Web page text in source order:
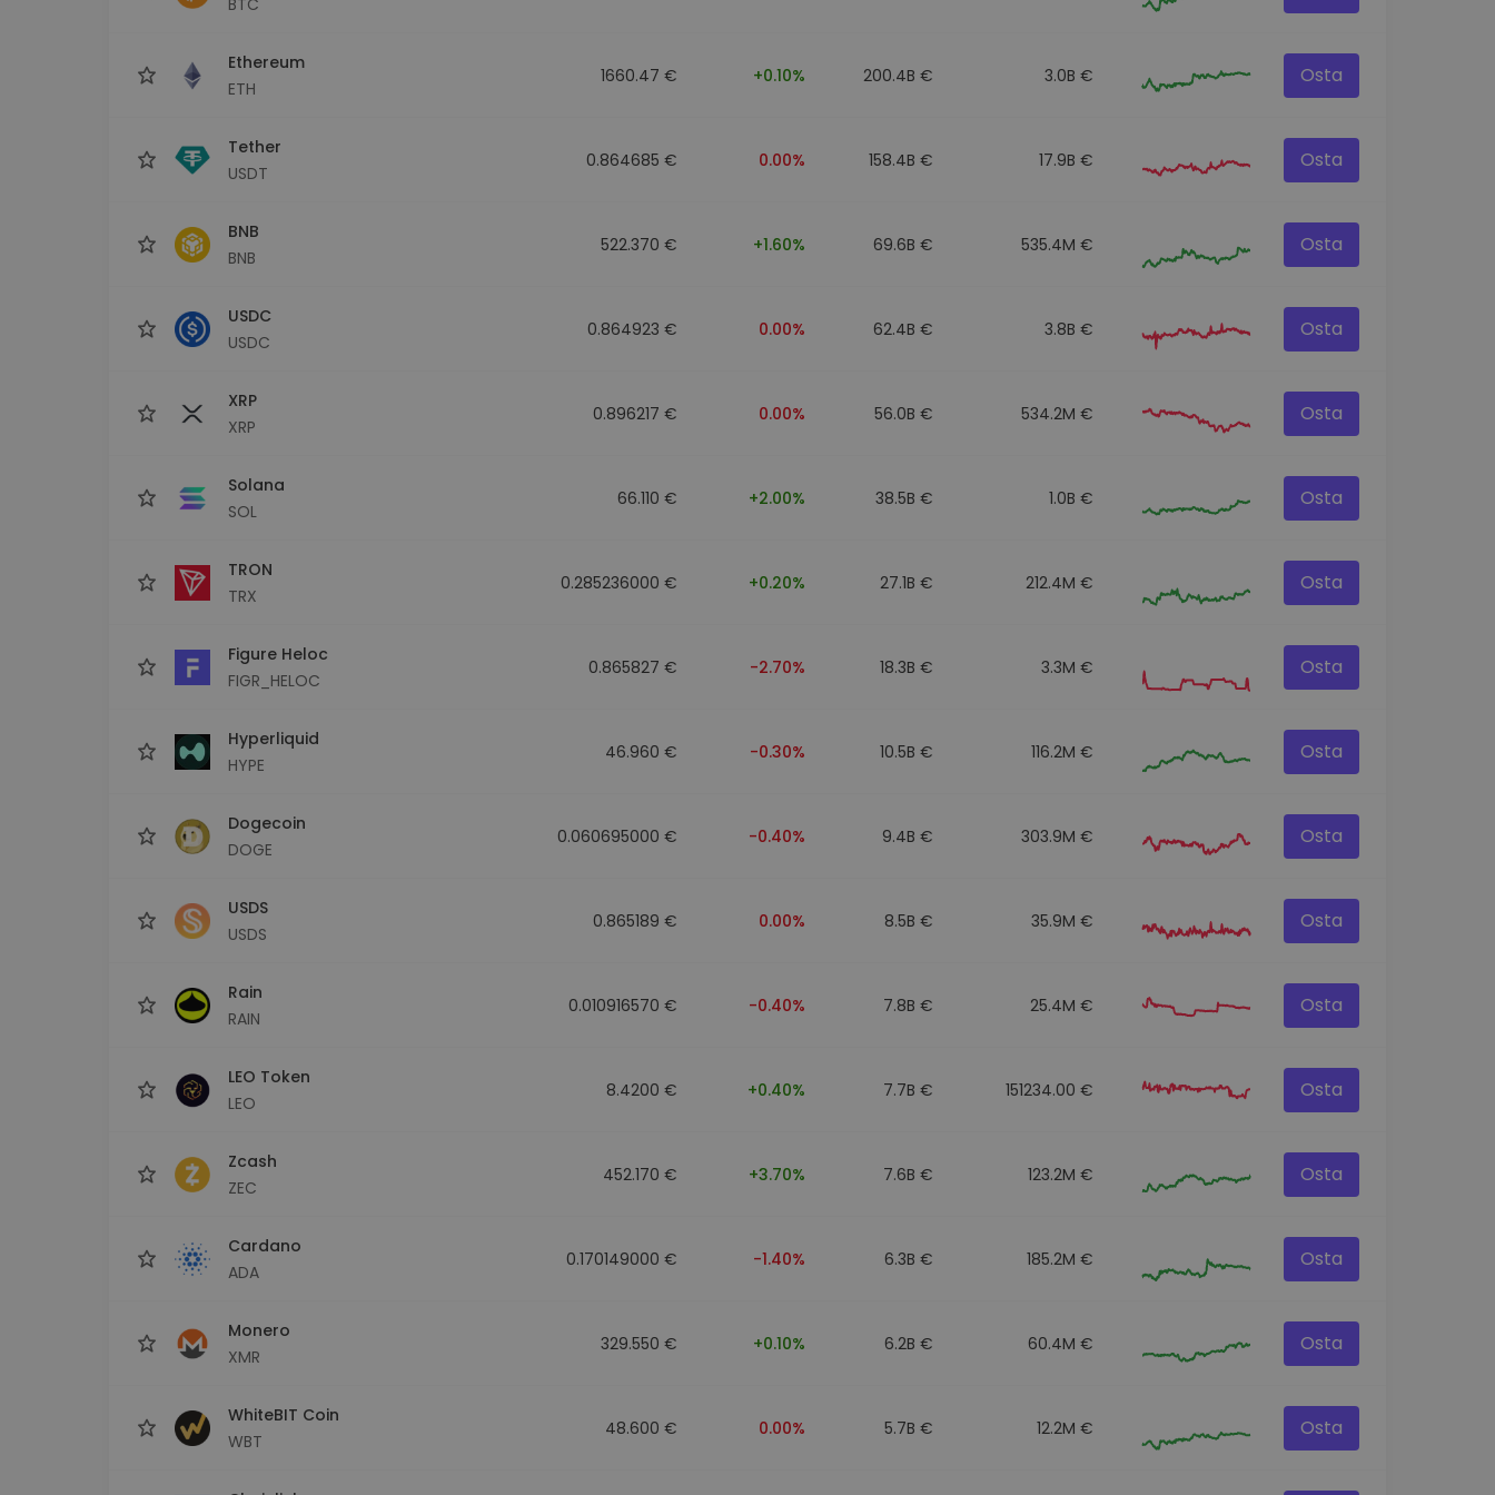
Ethereum
ETH
1660.47 € +0.10% 200.4B € 3.0B € Osta
Tether
USDT
0.864685 € 0.00% 158.4B € 17.9B € Osta
BNB
BNB
522.370 € +1.60% 69.6B € 535.4M € Osta
USDC
USDC
0.864923 € 0.00% 62.4B € 3.8B € Osta
XRP
XRP
0.896217 € 0.00% 56.0B € 534.2M € Osta
Solana
SOL
66.110 € +2.00% 38.5B € 1.0B € Osta
TRON
TRX
0.285236000 € +0.20% 27.1B € 212.4M € Osta
Figure Heloc
FIGR_HELOC
0.865827 € -2.70% 18.3B € 3.3M € Osta
Hyperliquid
HYPE
46.960 € -0.30% 10.5B € 116.2M € Osta
Dogecoin
DOGE
0.060695000 € -0.40% 9.4B € 303.9M € Osta
USDS
USDS
0.865189 € 0.00% 8.5B € 35.9M € Osta
Rain
RAIN
0.010916570 € -0.40% 7.8B € 25.4M € Osta
LEO Token
LEO
8.4200 € +0.40% 7.7B € 151234.00 € Osta
Zcash
ZEC
452.170 € +3.70% 7.6B € 123.2M € Osta
Cardano
ADA
0.170149000 € -1.40% 6.3B € 185.2M € Osta
Monero
XMR
329.550 € +0.10% 6.2B € 60.4M € Osta
WhiteBIT Coin
WBT
48.600 € 0.00% 5.7B € 12.2M € Osta